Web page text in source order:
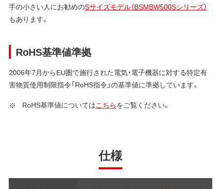
手の小さい人にお勧めのSサイズモデル（BSMBW500Sシリーズ）
もあります。
RoHS基準値準拠
2006年7月からEU圏で施行された電気・電子機器に対する特定有
害物質使用制限指令「RoHS指令」の基準値に準拠しています。
RoHS基準値についてはこちらをご覧ください。
仕様